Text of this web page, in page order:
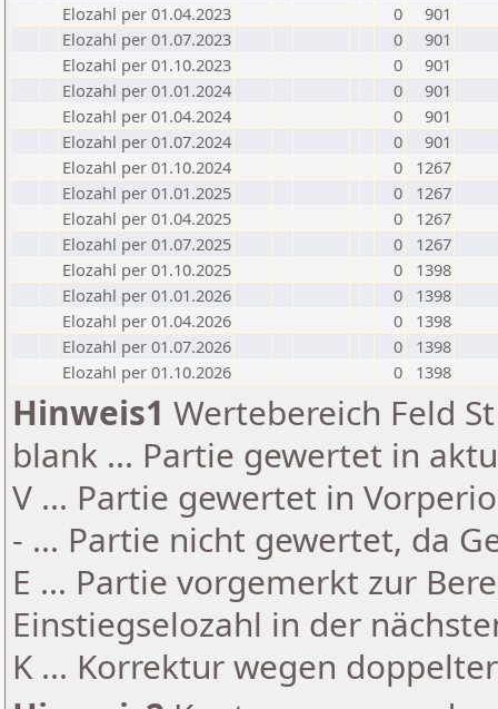
Elozahl per 01.04.2023
0
901
Elozahl per 01.07.2023
0
901
Elozahl per 01.10.2023
0
901
Elozahl per 01.01.2024
0
901
Elozahl per 01.04.2024
0
901
Elozahl per 01.07.2024
0
901
Elozahl per 01.10.2024
0
1267
Elozahl per 01.01.2025
0
1267
Elozahl per 01.04.2025
0
1267
Elozahl per 01.07.2025
0
1267
Elozahl per 01.10.2025
0
1398
Elozahl per 01.01.2026
0
1398
Elozahl per 01.04.2026
0
1398
Elozahl per 01.07.2026
0
1398
Elozahl per 01.10.2026
0 1398
Hinweis1 Wertebereich Feld
blank ... Partie gewertet in
V ... Partie gewertet in
- ... Partie nicht gewertet, da
E ... Partie vorgemerkt zur
Einstiegselozahl in der
K ... Korrektur wegen